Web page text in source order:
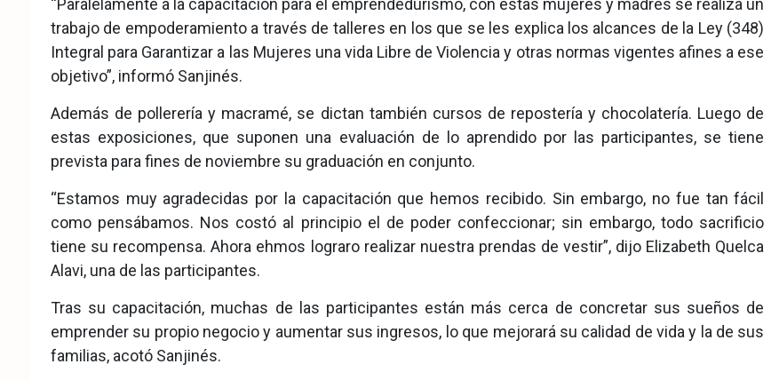
“Paralelamente a la capacitación para el emprendedurismo, con estas mujeres y madres se realiza un
trabajo de empoderamiento a través de talleres en los que se les explica los alcances de la Ley (348)
Integral para Garantizar a las Mujeres una vida Libre de Violencia y otras normas vigentes afines a ese
objetivo”, informó Sanjinés.
Además de pollerería y macramé, se dictan también cursos de repostería y chocolatería. Luego de
estas exposiciones, que suponen una evaluación de lo aprendido por las participantes, se tiene
prevista para fines de noviembre su graduación en conjunto.
“Estamos muy agradecidas por la capacitación que hemos recibido. Sin embargo, no fue tan fácil
como pensábamos. Nos costó al principio el de poder confeccionar; sin embargo, todo sacrificio
tiene su recompensa. Ahora ehmos lograro realizar nuestra prendas de vestir”, dijo Elizabeth Quelca
Alavi, una de las participantes.
Tras su capacitación, muchas de las participantes están más cerca de concretar sus sueños de
emprender su propio negocio y aumentar sus ingresos, lo que mejorará su calidad de vida y la de sus
familias, acotó Sanjinés.